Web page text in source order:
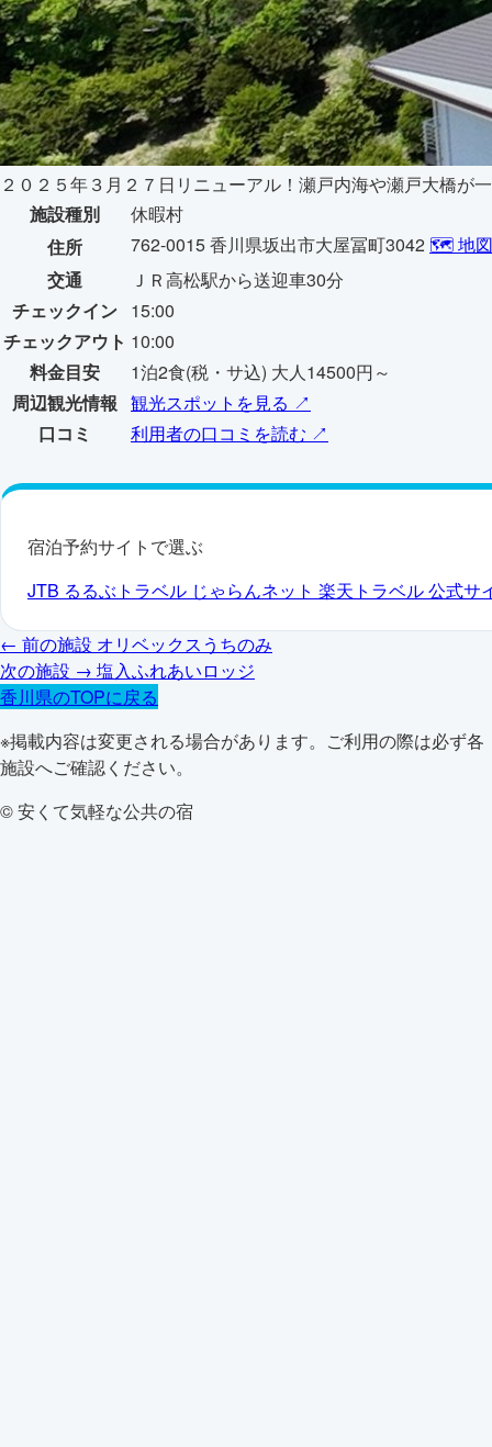
２０２５年３月２７日リニューアル！瀬戸内海や瀬戸大橋が
施設種別
休暇村
住所
762-0015 香川県坂出市大屋冨町3042 🗺️ 地図
交通
ＪＲ高松駅から送迎車30分
チェックイン 15:00
チェックアウト 10:00
料金目安
1泊2食(税・サ込) 大人14500円～
周辺観光情報 観光スポットを見る ↗
口コミ
利用者の口コミを読む ↗
宿泊予約サイトで選ぶ
JTB るるぶトラベル じゃらんネット 楽天トラベル公式サ
← 前の施設 オリベックスうちのみ
次の施設 → 塩入ふれあいロッジ
香川県のTOPに戻る
※掲載内容は変更される場合があります。ご利用の際は必ず各
施設へご確認ください。
© 安くて気軽な公共の宿